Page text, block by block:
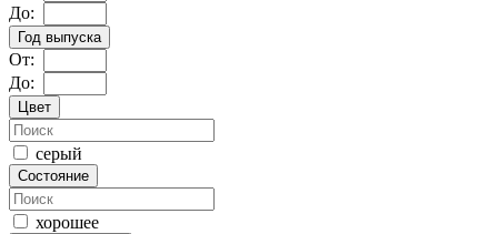
До:
Год выпуска
От:
До:
Цвет
серый
Состояние
хорошее